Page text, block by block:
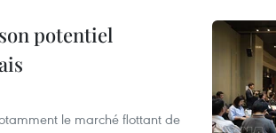
potentiel
le marché flottant de